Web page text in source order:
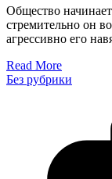
Общество
стремительно он
агрессивно его
Read More
Без рубрики